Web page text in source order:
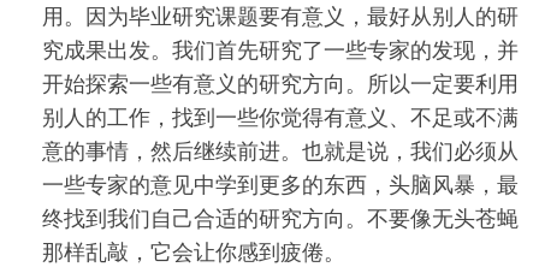
用。因为毕业研究课题要有意义，最好从别人的研
究成果出发。我们首先研究了一些专家的发现，并
开始探索一些有意义的研究方向。所以一定要利用
别人的工作，找到一些你觉得有意义、不足或不满
意的事情，然后继续前进。也就是说，我们必须从
一些专家的意见中学到更多的东西，头脑风暴，最
终找到我们自己合适的研究方向。不要像无头苍蝇
那样乱敲，它会让你感到疲倦。